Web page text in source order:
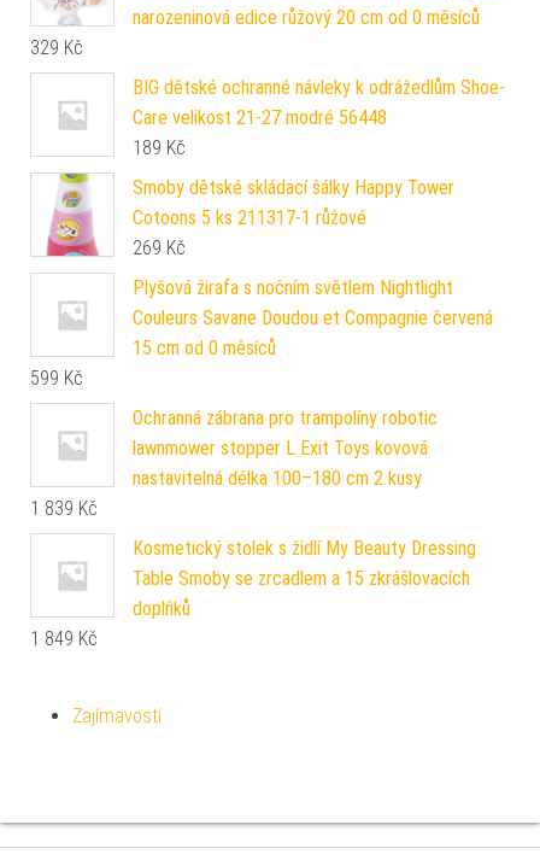
narozeninová edice růžový 20 cm od 0 měsíců
329 Kč
BIG dětské ochranné návleky k odrážedlům Shoe-
Care velikost 21-27 modré 56448
189 Kč
Smoby dětské skládací šálky Happy Tower
Cotoons 5 ks 211317-1 růžové
269 Kč
Plyšová žirafa s nočním světlem Nightlight
Couleurs Savane Doudou et Compagnie červená
15 cm od 0 měsíců
599 Kč
Ochranná zábrana pro trampolíny robotic
lawnmower stopper L Exit Toys kovová
nastavitelná délka 100–180 cm 2 kusy
1 839 Kč
Kosmetický stolek s židlí My Beauty Dressing
Table Smoby se zrcadlem a 15 zkrášlovacích
doplňků
1 849 Kč
Zajímavosti